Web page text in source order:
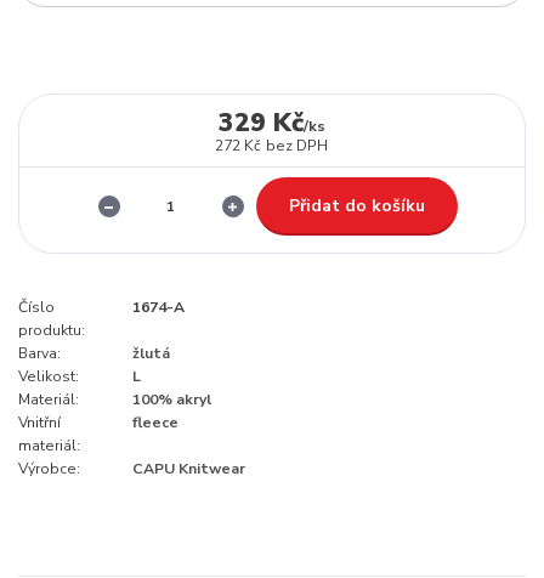
329 Kč/ks
272 Kč bez DPH
Přidat do košíku
Číslo
produktu:
1674-A
Barva:
žlutá
Velikost:
L
Materiál:
100% akryl
Vnitřní
materiál:
fleece
Výrobce: CAPU Knitwear